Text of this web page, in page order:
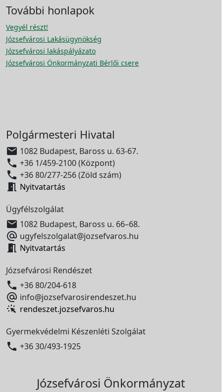
További honlapok
Vegyél részt!
Józsefvárosi Lakásügynökség
Józsefvárosi lakáspályázato
Józsefvárosi Önkormányzati Bérlői csere
Polgármesteri Hivatal
 1082 Budapest, Baross u. 63-67.
 +36 1/459-2100 (Központ)
 +36 80/277-256 (Zöld szám)
 Nyitvatartás
Ügyfélszolgálat
 1082 Budapest, Baross u. 66–68.
 ugyfelszolgalat@jozsefvaros.hu
 Nyitvatartás
Józsefvárosi Rendészet
 +36 80/204-618
 info@jozsefvarosirendeszet.hu
rendeszet.jozsefvaros.hu
Gyermekvédelmi Készenléti Szolgálat
 +36 30/493-1925
Józsefvárosi Önkormányzat